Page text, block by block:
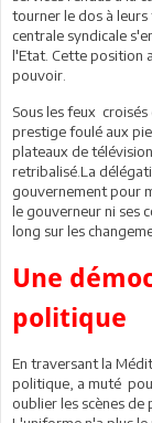
tourner le dos à
centrale syndicale
l'Etat. Cette position
pouvoir.
Sous les feux
prestige foulé aux
plateaux de
retribalisé.La
gouvernement pour
le gouverneur ni ses
long sur les
Une
politique
En traversant la
politique, a muté
oublier les scènes de